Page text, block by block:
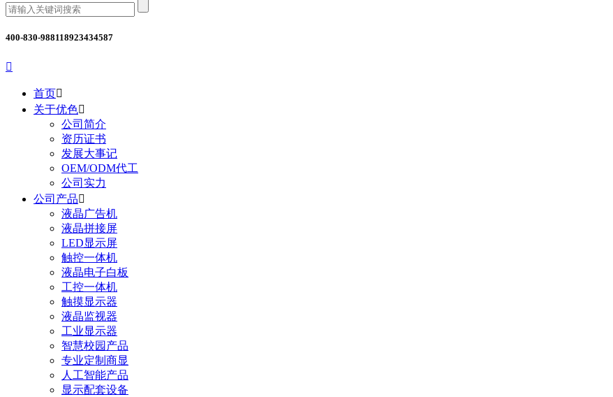
400-830-988118923434587

首页
关于优色
公司简介
资历证书
发展大事记
OEM/ODM代工
公司实力
公司产品
液晶广告机
液晶拼接屏
LED显示屏
触控一体机
液晶电子白板
工控一体机
触摸显示器
液晶监视器
工业显示器
智慧校园产品
专业定制商显
人工智能产品
显示配套设备